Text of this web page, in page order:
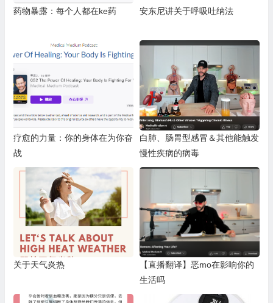
药物暴露：每个人都在ke药 安东尼讲关于呼吸吐纳法
疗愈的力量：你的身体在为你奋
战
白肺、肠胃型感冒＆其他能触发
慢性疾病的病毒
关于天气炎热
【直播翻译】恶mo在影响你的
生活吗